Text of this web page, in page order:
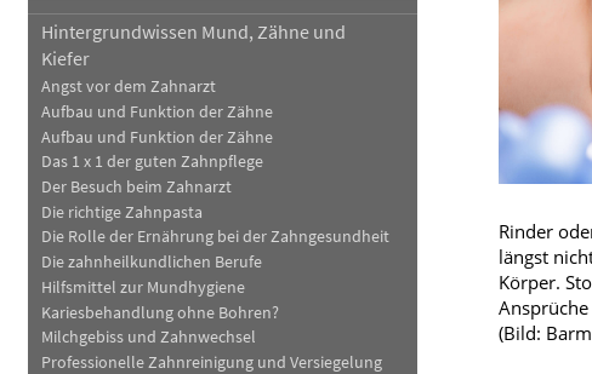
Blut, Krebs und Infektionen
Haut, Haare und Nägel
Psychische Erkrankungen
Schmerz- und
Frauenkrankheiten
Hintergrundwissen Mund, Zähne und
Kiefer
Angst vor dem Zahnarzt
Aufbau und Funktion der Zähne
Aufbau und Funktion der Zähne
Das 1 x 1 der guten Zahnpflege
Der Besuch beim Zahnarzt
Die richtige Zahnpasta
Die Rolle der Ernährung bei der Zahngesundheit
Die zahnheilkundlichen Berufe
Hilfsmittel zur Mundhygiene
Kariesbehandlung ohne Bohren?
Milchgebiss und Zahnwechsel
Professionelle Zahnreinigung und Versiegelung
Rinder
längst
Körper.
(Bild: